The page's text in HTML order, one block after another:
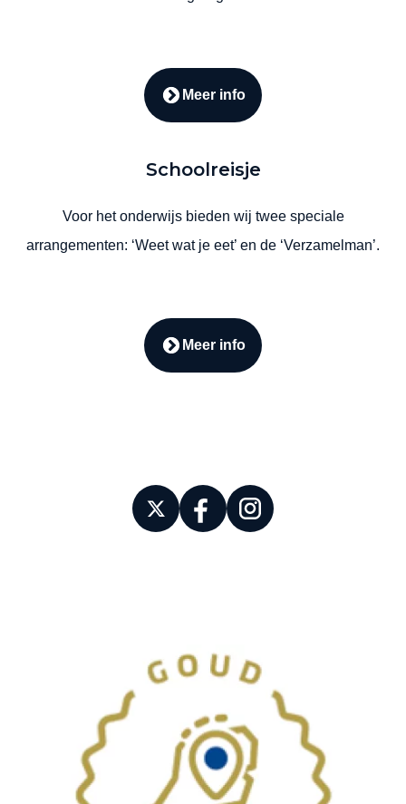
Meer info
Schoolreisje
Voor het onderwijs bieden wij twee speciale
arrangementen: ‘Weet wat je eet’ en de ‘Verzamelman’.
Meer info